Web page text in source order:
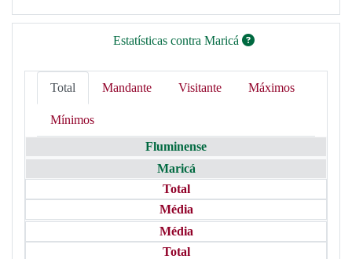
Estatísticas contra Maricá
Total Mandante Visitante Máximos
Mínimos
Fluminense
Maricá
Total
Média
Média
Total